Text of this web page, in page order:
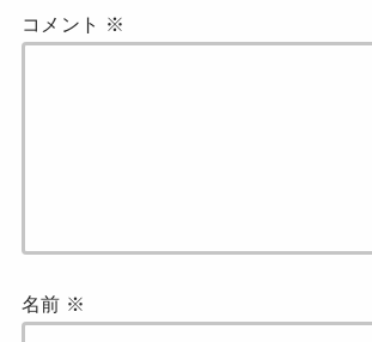
コメント ※
名前 ※